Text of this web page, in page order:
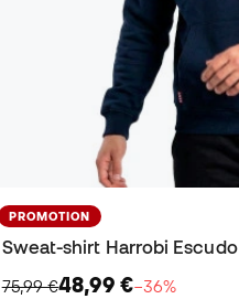
PROMOTION
Sweat-shirt Harrobi Escudo
75,99 €48,99 €−36%